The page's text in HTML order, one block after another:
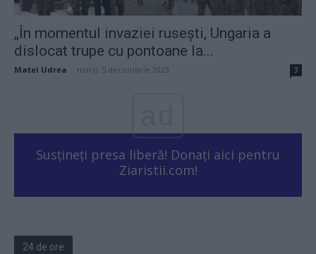
„În momentul invaziei rusești, Ungaria a
dislocat trupe cu pontoane la...
Matei Udrea marți, 5 decembrie 2023 3
Susțineți presa liberă! Donați aici pentru
Ziaristii.com!
24 de ore